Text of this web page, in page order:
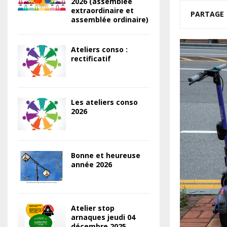
PARTAGE
extraordinaire et
assemblée ordinaire)
Ateliers conso :
rectificatif
Les ateliers conso
2026
Bonne et heureuse
année 2026
Atelier stop
arnaques jeudi 04